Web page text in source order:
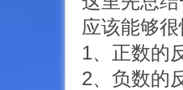
应该能够很
1、正数的
2、负数的